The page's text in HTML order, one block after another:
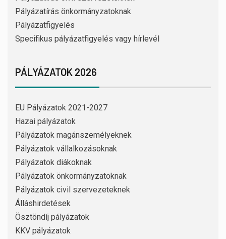
Pályázatírás önkormányzatoknak
Pályázatfigyelés
Specifikus pályázatfigyelés vagy hírlevél
PÁLYÁZATOK 2026
EU Pályázatok 2021-2027
Hazai pályázatok
Pályázatok magánszemélyeknek
Pályázatok vállalkozásoknak
Pályázatok diákoknak
Pályázatok önkormányzatoknak
Pályázatok civil szervezeteknek
Álláshirdetések
Ösztöndíj pályázatok
KKV pályázatok